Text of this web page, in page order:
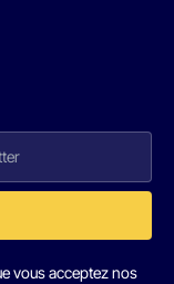
vous acceptez nos